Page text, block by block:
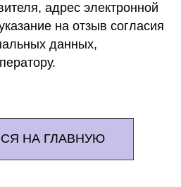
адрес электронной
на отзыв согласия
данных,
НА ГЛАВНУЮ